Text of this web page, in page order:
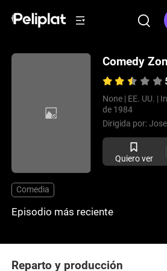
Comedy
None | EE. UU. |
de 1984
Dirigida por:
Quiero ver
Comedia
Episodio más reciente
Reparto y producción